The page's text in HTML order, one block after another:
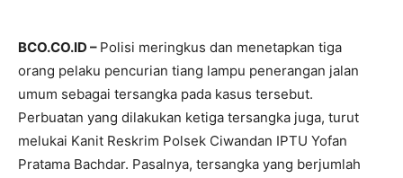
BCO.CO.ID – Polisi meringkus dan menetapkan tiga
orang pelaku pencurian tiang lampu penerangan jalan
umum sebagai tersangka pada kasus tersebut.
Perbuatan yang dilakukan ketiga tersangka juga, turut
melukai Kanit Reskrim Polsek Ciwandan IPTU Yofan
Pratama Bachdar. Pasalnya, tersangka yang berjumlah